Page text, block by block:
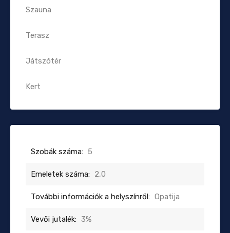
Szauna
Terasz
Játszótér
Kert
Szobák száma: 5
Emeletek száma: 2,0
További információk a helyszínről: Opatija
Vevői jutalék: 3%